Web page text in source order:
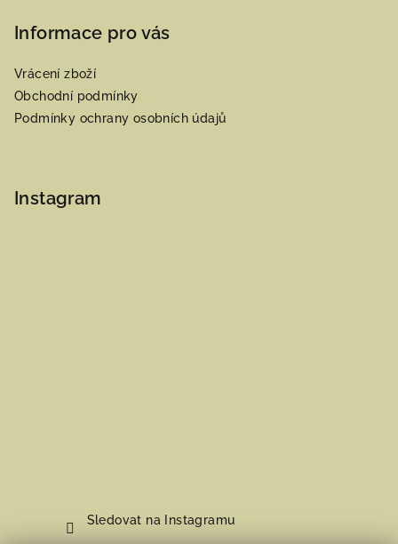
Informace pro vás
Vrácení zboží
Obchodní podmínky
Podmínky ochrany osobních údajů
Instagram
Sledovat na Instagramu